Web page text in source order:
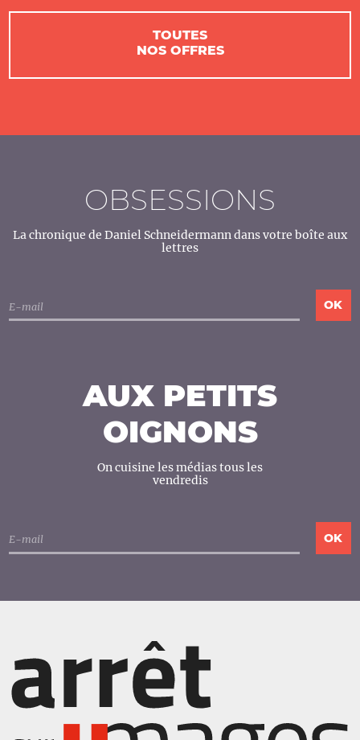
TOUTES
NOS OFFRES
OBSESSIONS
La chronique de Daniel Schneidermann dans votre boîte aux
lettres
AUX PETITS
OIGNONS
On cuisine les médias tous les
vendredis